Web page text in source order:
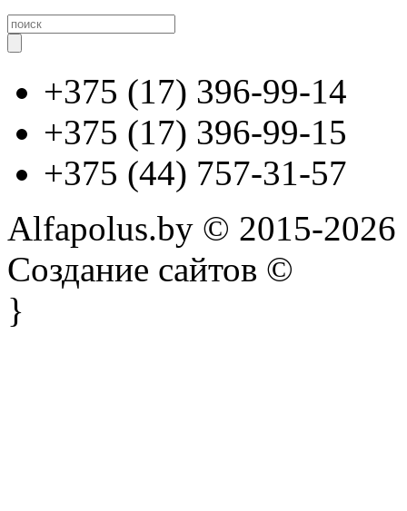
+375 (17) 396-99-14
+375 (17) 396-99-15
+375 (44) 757-31-57
Alfapolus.by © 2015-2026
Создание сайтов ©
}